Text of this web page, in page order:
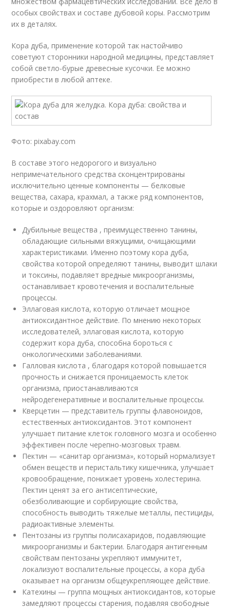
особых свойствах и составе дубовой коры. Рассмотрим
их в деталях.
Кора дуба, применение которой так настойчиво
советуют сторонники народной медицины, представляет
собой светло-бурые древесные кусочки. Ее можно
приобрести в любой аптеке.
Фото: pixabay.com
В составе этого недорогого и визуально
непримечательного средства сконцентрированы
исключительно ценные компоненты — белковые
вещества, сахара, крахмал, а также ряд компонентов,
которые и оздоровляют организм:
Дубильные вещества , преимущественно танины,
обладающие сильными вяжущими, очищающими
характеристиками. Именно поэтому кора дуба,
свойства которой определяют танины, выводит шлаки
и токсины, подавляет вредные микроорганизмы,
останавливает кровотечения и воспалительные
процессы.
Эллаговая кислота, которую отличает мощное
антиоксидантное действие. По мнению некоторых
исследователей, эллаговая кислота, которую
содержит кора дуба, способна бороться с
онкологическими заболеваниями.
Галловая кислота , благодаря которой повышается
прочность и снижается проницаемость клеток
организма, приостанавливаются
нейродегенеративные и воспалительные процессы.
Кверцетин — представитель группы флавоноидов,
естественных антиоксидантов. Этот компонент
улучшает питание клеток головного мозга и особенно
эффективен после черепно-мозговых травм.
Пектин — «санитар организма», который нормализует
обмен веществ и перистальтику кишечника, улучшает
кровообращение, понижает уровень холестерина.
Пектин ценят за его антисептические,
обезболивающие и сорбирующие свойства,
способность выводить тяжелые металлы, пестициды,
радиоактивные элементы.
Пентозаны из группы полисахаридов, подавляющие
микроорганизмы и бактерии. Благодаря антигенным
свойствам пентозаны укрепляют иммунитет,
локализуют воспалительные процессы, а кора дуба
оказывает на организм общеукрепляющее действие.
Катехины — группа мощных антиоксидантов, которые
замедляют процессы старения, подавляя свободные